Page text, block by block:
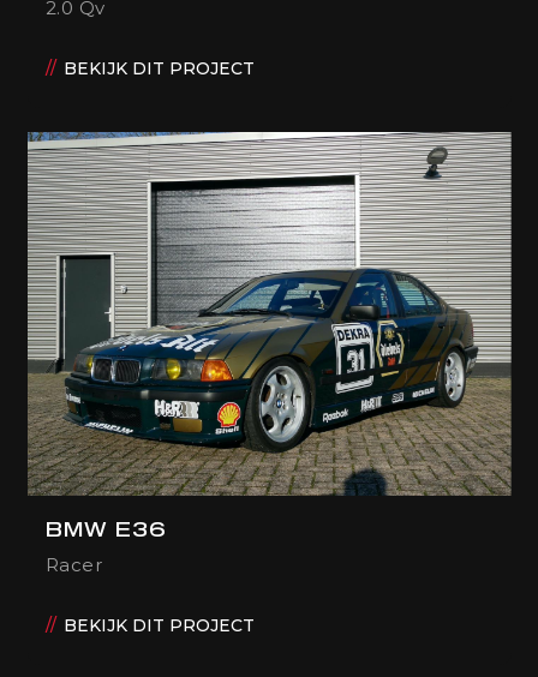
2.0 Qv
BEKIJK DIT PROJECT
BMW E36
Racer
BEKIJK DIT PROJECT